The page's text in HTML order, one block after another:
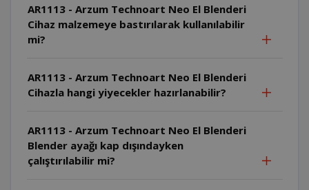
AR1113 - Arzum Technoart Neo El Blenderi
Cihaz malzemeye bastırılarak kullanılabilir
mi?
AR1113 - Arzum Technoart Neo El Blenderi
Cihazla hangi yiyecekler hazırlanabilir?
AR1113 - Arzum Technoart Neo El Blenderi
Blender ayağı kap dışındayken
çalıştırılabilir mi?